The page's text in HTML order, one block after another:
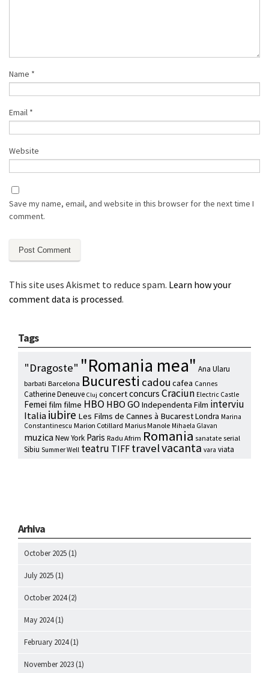
Name *
Email *
Website
Save my name, email, and website in this browser for the next time I
comment.
This site uses Akismet to reduce spam. Learn how your
comment data is processed.
Tags
"Dragoste" "Romania mea" Ana Ularu
barbati Barcelona Bucuresti cadou cafea Cannes
Catherine Deneuve Cluj concertconcurs Craciun Electric Castle
Femei film filme HBO HBO GO Independenta Film interviu
Italiaiubire Les Films de Cannes à BucarestLondra Marina
Constantinescu Marion Cotillard Marius Manole Mihaela Glavan
muzica New York Paris Radu Afrim Romania sanatate serial
Sibiu Summer Well teatru TIFF travelvacanta vara viata
Arhiva
October 2025 (1)
July 2025 (1)
October 2024(2)
May 2024(1)
February 2024(1)
November 2023 (1)